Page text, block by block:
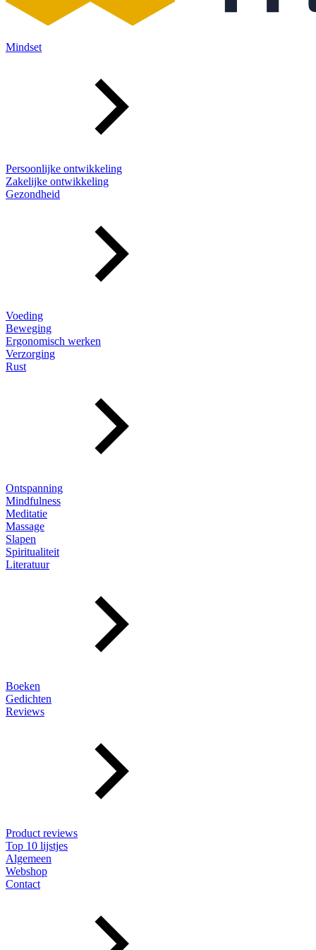
Mindset
Persoonlijke ontwikkeling
Zakelijke ontwikkeling
Gezondheid
Voeding
Beweging
Ergonomisch werken
Verzorging
Rust
Ontspanning
Mindfulness
Meditatie
Massage
Slapen
Spiritualiteit
Literatuur
Boeken
Gedichten
Reviews
Product reviews
Top 10 lijstjes
Algemeen
Webshop
Contact